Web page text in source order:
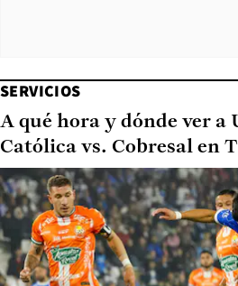
SERVICIOS
A qué hora y dónde ver a
Católica vs. Cobresal en